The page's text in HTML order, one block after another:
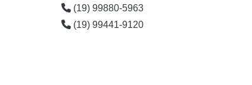
(19) 99880-5963
(19) 99441-9120